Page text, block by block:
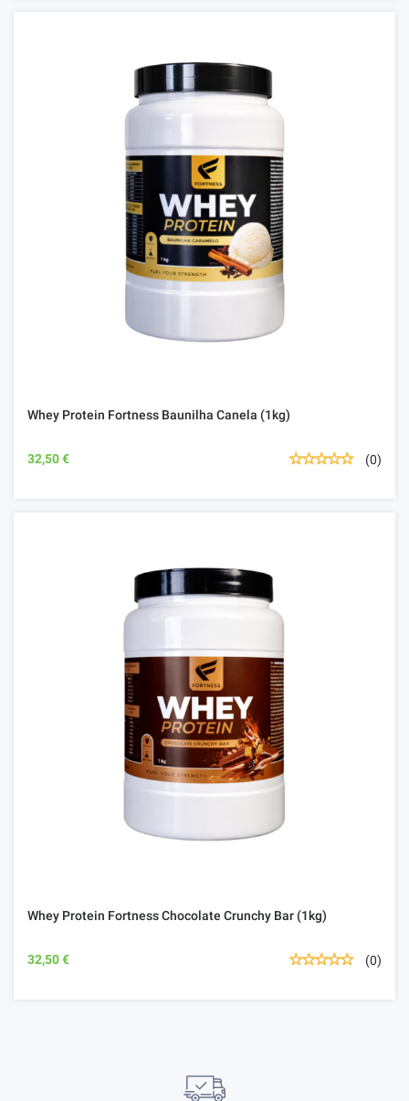
Whey Protein Fortness Baunilha Canela (1kg)
32,50 € (0)
Whey Protein Fortness Chocolate Crunchy Bar (1kg)
32,50 € (0)